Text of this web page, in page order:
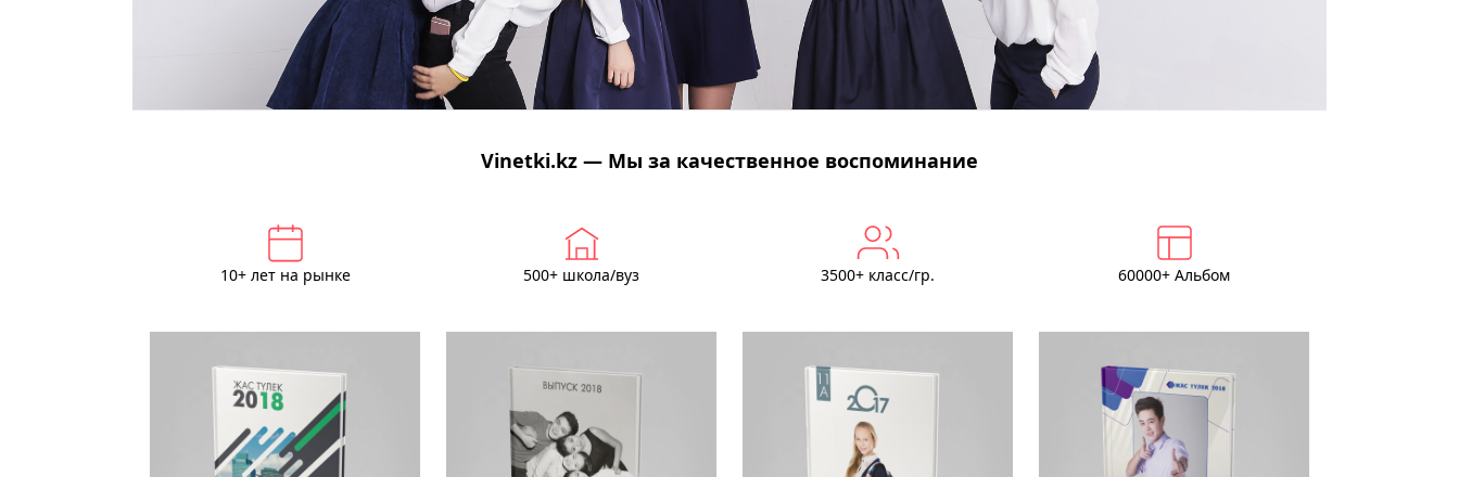
Vinetki.kz — Мы за качественное воспоминание
10+ лет на рынке 500+ школа/вуз 3500+ класс/гр. 60000+ Альбом